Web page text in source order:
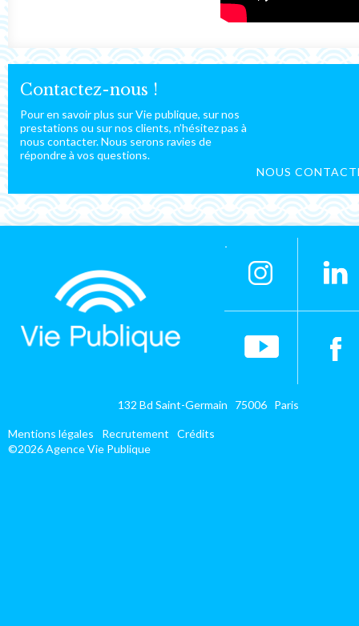
Contactez-nous !
Pour en savoir plus sur Vie publique, sur nos
prestations ou sur nos clients, n’hésitez pas à
nous contacter. Nous serons ravies de
répondre à vos questions.
NOUS
132 Bd Saint-Germain 75006 Paris
Mentions légales Recrutement
Crédits
©2026 Agence Vie Publique